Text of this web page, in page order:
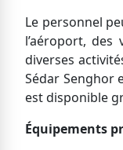
Le personnel
l’aéroport, des
diverses
Sédar Senghor
est disponible
Équipements